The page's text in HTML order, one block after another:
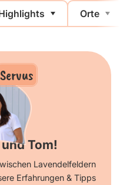
Orte
Servus
Tom!
Lavendelfeldern
Erfahrungen & Tipps